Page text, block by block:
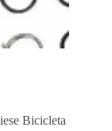
Bicicleta